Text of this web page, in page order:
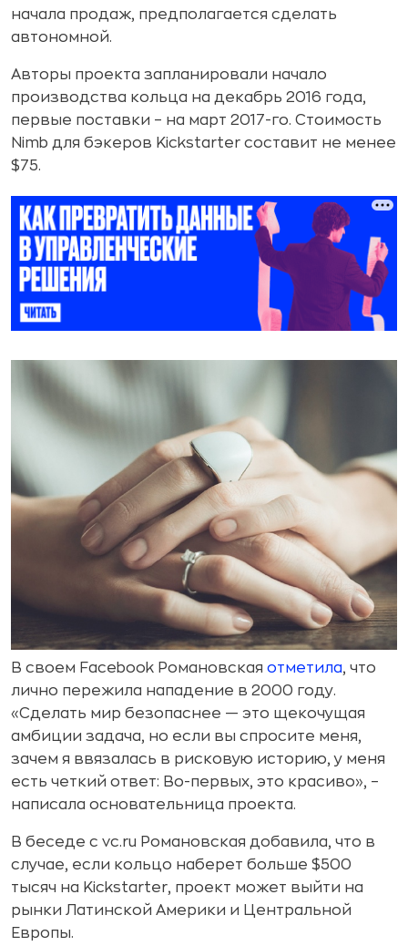
начала продаж, предполагается сделать
автономной.
Авторы проекта запланировали начало
производства кольца на декабрь 2016 года,
первые поставки – на март 2017-го. Стоимость
Nimb для бэкеров Kickstarter составит не менее
$75.
В своем Facebook Романовская отметила, что
лично пережила нападение в 2000 году.
«Сделать мир безопаснее — это щекочущая
амбиции задача, но если вы спросите меня,
зачем я ввязалась в рисковую историю, у меня
есть четкий ответ: Во-первых, это красиво», –
написала основательница проекта.
В беседе с vc.ru Романовская добавила, что в
случае, если кольцо наберет больше $500
тысяч на Kickstarter, проект может выйти на
рынки Латинской Америки и Центральной
Европы.